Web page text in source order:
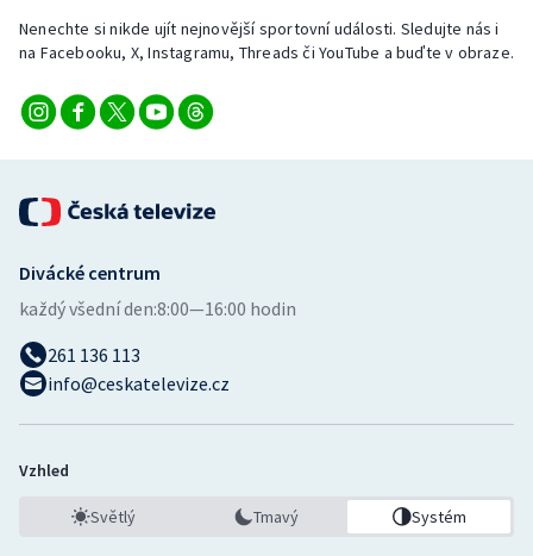
Nenechte si nikde ujít nejnovější sportovní události. Sledujte nás i
na Facebooku, X, Instagramu, Threads či YouTube a buďte v obraze.
Divácké centrum
každý všední den:8:00—16:00 hodin
261 136 113
info@ceskatelevize.cz
Vzhled
Světlý Tmavý Systém